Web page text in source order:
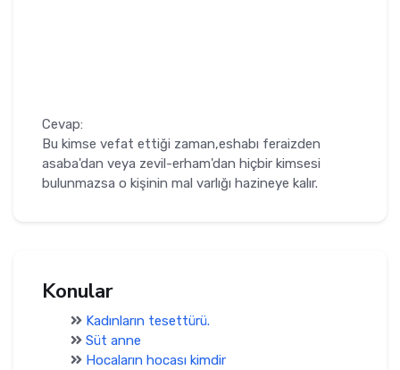
Cevap:
Bu kimse vefat ettiği zaman,eshabı feraizden
asaba'dan veya zevil-erham'dan hiçbir kimsesi
bulunmazsa o kişinin mal varlığı hazineye kalır.
Konular
Kadınların tesettürü.
Süt anne
Hocaların hocası kimdir